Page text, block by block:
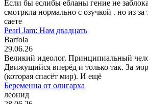
Если бы еслибы ебланы гение не
смотркла нормально с озучкой . но из
саете
Pearl Jam: Нам двадцать
Barfola
29.06.26
Великий идеолог. Принципиальный
Движущийся вперёд и только так. За
(которая спасёт мир). И ещё
Беременна от олигарха
леонид